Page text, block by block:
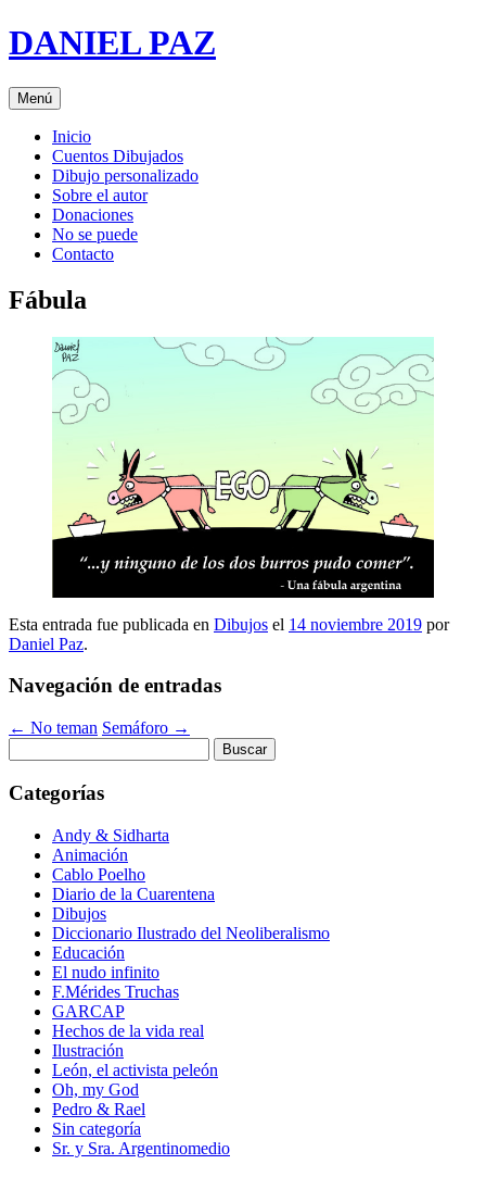
Saltar
al
DANIEL PAZ
Menú
Inicio
Cuentos Dibujados
Dibujo personalizado
Sobre el autor
Donaciones
No se puede
Contacto
Fábula
Esta entrada fue publicada en Dibujos el 14 noviembre 2019 por
Daniel Paz.
Navegación de entradas
← No teman Semáforo →
Categorías
Andy & Sidharta
Animación
Cablo Poelho
Diario de la Cuarentena
Dibujos
Diccionario Ilustrado del Neoliberalismo
Educación
El nudo infinito
F.Mérides Truchas
GARCAP
Hechos de la vida real
Ilustración
León, el activista peleón
Oh, my God
Pedro & Rael
Sin categoría
Sr. y Sra. Argentinomedio